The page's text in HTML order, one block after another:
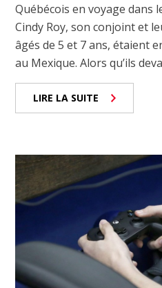
Québécois en voyage dans
Cindy Roy, son conjoint et
âgés de 5 et 7 ans, étaient
au Mexique. Alors qu’ils
LIRE LA SUITE